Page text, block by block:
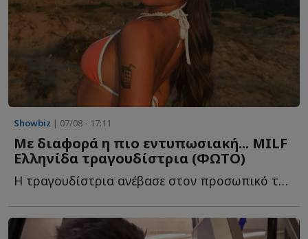
Showbiz | 07/08 - 17:11
Με διαφορά η πιο εντυπωσιακή... MILF
Ελληνίδα τραγουδίστρια (ΦΩΤΟ)
Η τραγουδίστρια ανέβασε στον προσωπικό της λογαριασμό σ...